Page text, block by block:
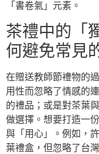
「書卷氣」元素。
茶禮中的「
何避免常見
在贈送教師節禮物的
用性而忽略了情感的
的禮品；或是對茶葉
做選擇。想要打造一
與「用心」。例如，
葉禮盒，但忽略了台